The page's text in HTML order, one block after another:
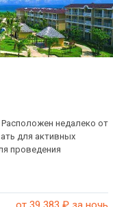
недалеко от
для активных
проведения